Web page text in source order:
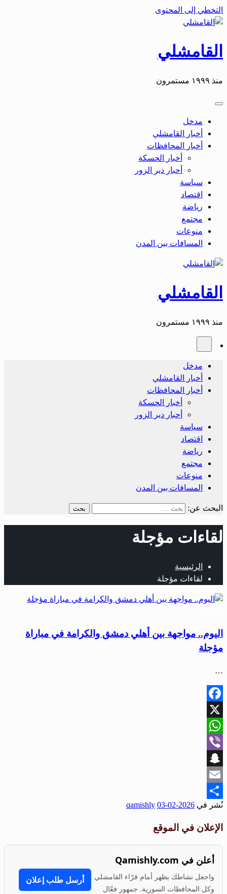
التخطي إلى المحتوى
القامشلي
منذ ١٩٩٩ مستمرون
مدخل
أخبار القامشلي
أخبار المحافظات
أخبار الحسكة
أحبار دير الزور
سياسة
اقتصاد
رياضة
مجتمع
منوعات
المسافات بين المدن
القامشلي
منذ ١٩٩٩ مستمرون
مدخل
أخبار القامشلي
أخبار المحافظات
أخبار الحسكة
أحبار دير الزور
سياسة
اقتصاد
رياضة
مجتمع
منوعات
المسافات بين المدن
البحث عن:
لقاءات مؤجلة
الرئيسية
لقاءات مؤجلة
اليوم.. مواجهة بين أهلي دمشق والكرامة في مباراة
مؤجلة
…
Facebook
X
WhatsApp
Viber
Snapchat
Email
Share
نُشر في 2026-02-03
qamishly
الإعلان في الموقع
أعلن في Qamishly.com
واجعل نشاطك يظهر أمام قرّاء القامشلي
وكل المحافظات السورية. جمهور فعّال
أرسل طلب إعلان